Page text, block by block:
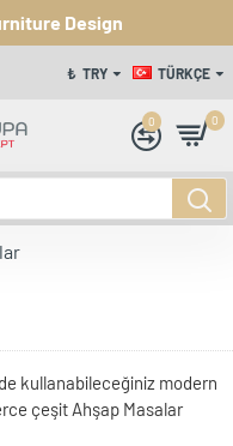
Design
₺ TRY TÜRKÇE
0 0
kullanabileceğiniz modern
çeşit Ahşap Masalar